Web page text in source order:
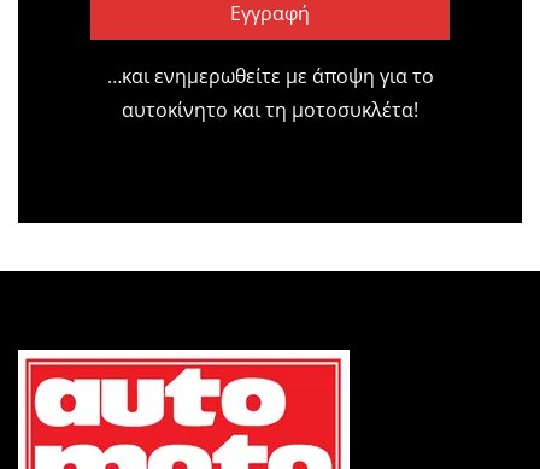
Εγγραφή
…και ενημερωθείτε με άποψη για το
αυτοκίνητο και τη μοτοσυκλέτα!